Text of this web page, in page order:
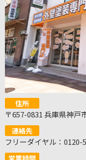
住所
〒657-0831 兵庫県神戸
連絡先
フリーダイヤル：0120-